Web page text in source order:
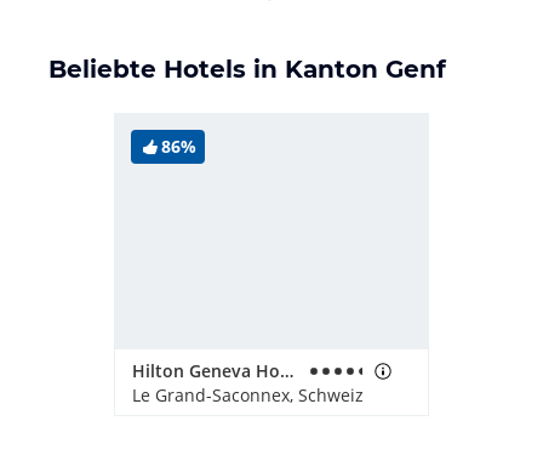
Beliebte Hotels in Kanton Genf
86%
Hilton Geneva Hotel & Conference Centre
Le Grand-Saconnex, Schweiz